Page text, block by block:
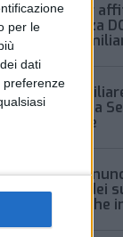
per le
dati
preferenze
Condor
Piacenza
Park
acquista
sterline
Msc
crollo dei
elettriche